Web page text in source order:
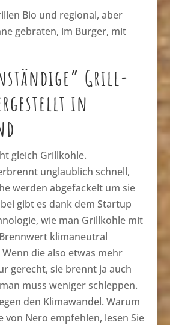
Bio und regional, aber
gebraten, im Burger, mit
Grill-
in
gleich Grillkohle.
unglaublich schnell,
werden abgefackelt um sie
gibt es dank dem Startup
wie man Grillkohle mit
klimaneutral
die also etwas mehr
gerecht, sie brennt ja auch
muss weniger schleppen.
den Klimawandel. Warum
von Nero empfehlen, lesen Sie